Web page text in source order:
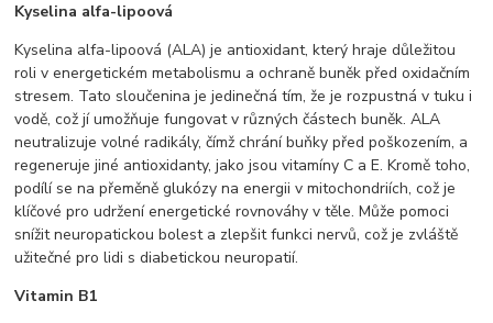
Kyselina alfa-lipoová
Kyselina alfa-lipoová (ALA) je antioxidant, který hraje důležitou
roli v energetickém metabolismu a ochraně buněk před oxidačním
stresem. Tato sloučenina je jedinečná tím, že je rozpustná v tuku i
vodě, což jí umožňuje fungovat v různých částech buněk. ALA
neutralizuje volné radikály, čímž chrání buňky před poškozením, a
regeneruje jiné antioxidanty, jako jsou vitamíny C a E. Kromě toho,
podílí se na přeměně glukózy na energii v mitochondriích, což je
klíčové pro udržení energetické rovnováhy v těle. Může pomoci
snížit neuropatickou bolest a zlepšit funkci nervů, což je zvláště
užitečné pro lidi s diabetickou neuropatií.
Vitamin B1